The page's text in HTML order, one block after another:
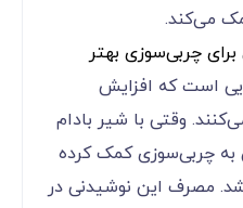
می‌کند.
است که افزایش
وقتی با شیر بادام
چربی‌سوزی کمک کرده
مصرف این نوشیدنی در